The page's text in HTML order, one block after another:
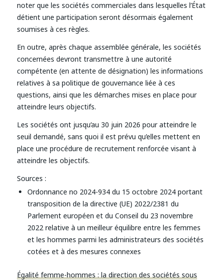
noter que les sociétés commerciales dans lesquelles l’État
détient une participation seront désormais également
soumises à ces règles.
En outre, après chaque assemblée générale, les sociétés
concernées devront transmettre à une autorité
compétente (en attente de désignation) les informations
relatives à sa politique de gouvernance liée à ces
questions, ainsi que les démarches mises en place pour
atteindre leurs objectifs.
Les sociétés ont jusqu’au 30 juin 2026 pour atteindre le
seuil demandé, sans quoi il est prévu qu’elles mettent en
place une procédure de recrutement renforcée visant à
atteindre les objectifs.
Sources :
Ordonnance no 2024-934 du 15 octobre 2024 portant
transposition de la directive (UE) 2022/2381 du
Parlement européen et du Conseil du 23 novembre
2022 relative à un meilleur équilibre entre les femmes
et les hommes parmi les administrateurs des sociétés
cotées et à des mesures connexes
Égalité femme-hommes : la direction des sociétés sous